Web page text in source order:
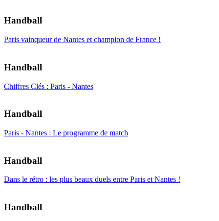
Handball
Paris vainqueur de Nantes et champion de France !
Handball
Chiffres Clés : Paris - Nantes
Handball
Paris - Nantes : Le programme de match
Handball
Dans le rétro : les plus beaux duels entre Paris et Nantes !
Handball